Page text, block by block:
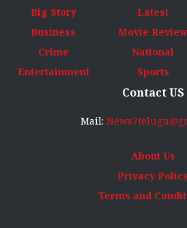
Big Story
Business
Crime
Entertainment
Latest
Movie Review
National
Sports
Contact US
Mail:
About Us
Privacy
Terms and